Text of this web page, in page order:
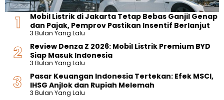
Mobil Listrik di Jakarta Tetap Bebas Ganjil Genap
dan Pajak, Pemprov Pastikan Insentif Berlanjut
3 Bulan Yang Lalu
Review Denza Z 2026: Mobil Listrik Premium BYD
Siap Masuk Indonesia
3 Bulan Yang Lalu
Pasar Keuangan Indonesia Tertekan: Efek MSCI,
IHSG Anjlok dan Rupiah Melemah
3 Bulan Yang Lalu